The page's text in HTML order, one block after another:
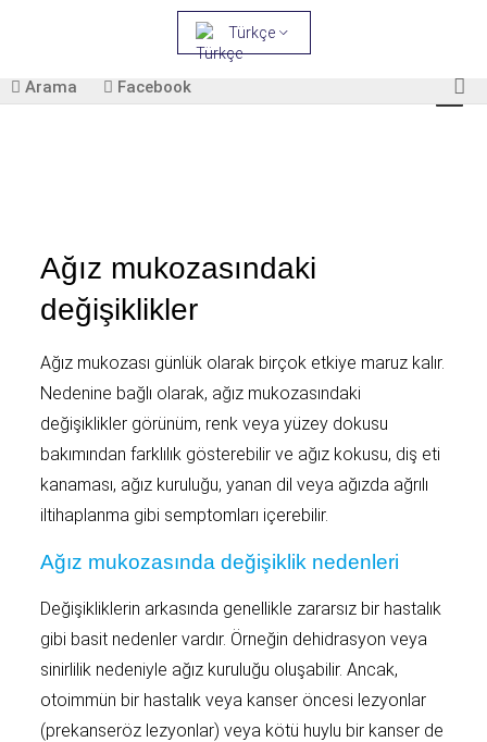
Türkçe
Arama Facebook
Ağız mukozasındaki
değişiklikler
Ağız mukozası günlük olarak birçok etkiye maruz kalır.
Nedenine bağlı olarak, ağız mukozasındaki
değişiklikler görünüm, renk veya yüzey dokusu
bakımından farklılık gösterebilir ve ağız kokusu, diş eti
kanaması, ağız kuruluğu, yanan dil veya ağızda ağrılı
iltihaplanma gibi semptomları içerebilir.
Ağız mukozasında değişiklik nedenleri
Değişikliklerin arkasında genellikle zararsız bir hastalık
gibi basit nedenler vardır. Örneğin dehidrasyon veya
sinirlilik nedeniyle ağız kuruluğu oluşabilir. Ancak,
otoimmün bir hastalık veya kanser öncesi lezyonlar
(prekanseröz lezyonlar) veya kötü huylu bir kanser de